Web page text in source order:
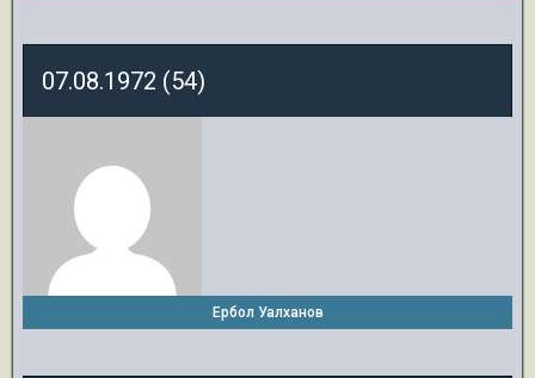
07.08.1972 (54)
Ербол Уалханов